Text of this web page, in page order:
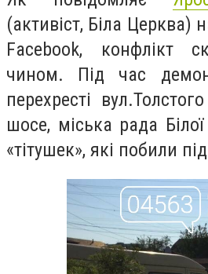
(активіст, Біла Церква)
Facebook, конфлікт
чином. Під час
перехресті
шосе, міська рада
«тітушек», які побили